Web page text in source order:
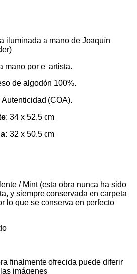
iluminada a mano de Joaquín
mano por el artista.
de algodón 100%.
Autenticidad (COA).
: 34 x 52.5 cm
32 x 50.5 cm
/ Mint (esta obra nunca ha sido
y siempre conservada en carpeta
lo que se conserva en perfecto
finalmente ofrecida puede diferir
imágenes